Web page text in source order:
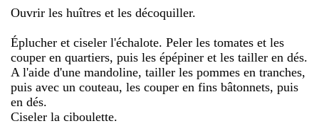
Ouvrir les huîtres et les décoquiller.
Éplucher et ciseler l'échalote. Peler les tomates et les
couper en quartiers, puis les épépiner et les tailler en dés.
A l'aide d'une mandoline, tailler les pommes en tranches,
puis avec un couteau, les couper en fins bâtonnets, puis
en dés.
Ciseler la ciboulette.